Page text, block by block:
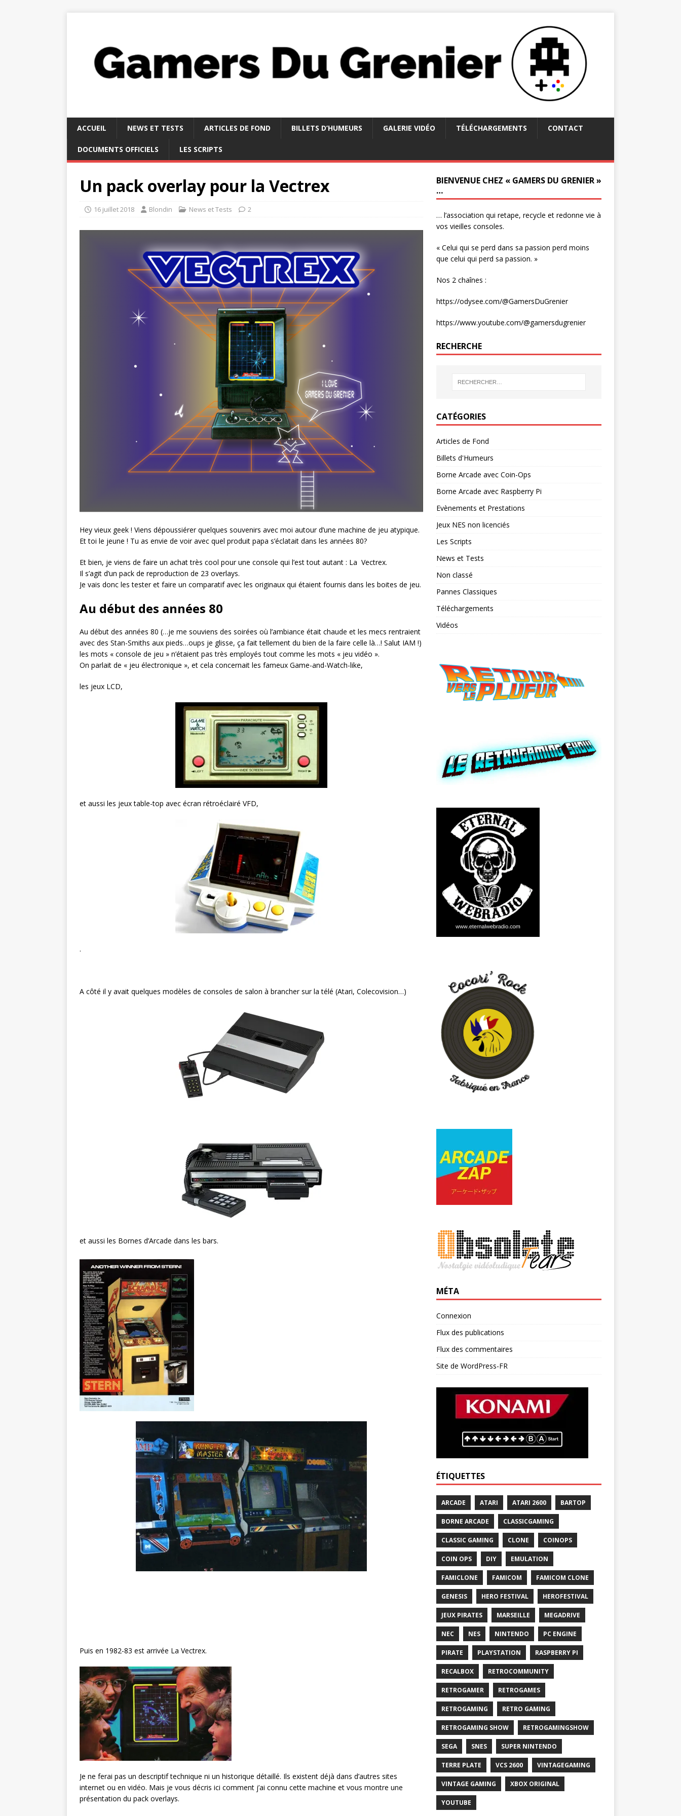
ACCUEIL NEWS ET TESTS ARTICLES DE FOND BILLETS D’HUMEURS GALERIE VIDÉO TÉLÉCHARGEMENTS CONTACT
DOCUMENTS OFFICIELS LES SCRIPTS
Un pack overlay pour la Vectrex
16 juillet 2018 Blondin News et Tests 2
Hey vieux geek ! Viens dépoussiérer quelques souvenirs avec moi autour d’une machine de jeu atypique.
Et toi le jeune ! Tu as envie de voir avec quel produit papa s’éclatait dans les années 80?
Et bien, je viens de faire un achat très cool pour une console qui l’est tout autant : La Vectrex.
Il s’agit d’un pack de reproduction de 23 overlays.
Je vais donc les tester et faire un comparatif avec les originaux qui étaient fournis dans les boites de jeu.
Au début des années 80
Au début des années 80 (…je me souviens des soirées où l’ambiance était chaude et les mecs rentraient
avec des Stan-Smiths aux pieds…oups je glisse, ça fait tellement du bien de la faire celle là…! Salut IAM !)
les mots « console de jeu » n’étaient pas très employés tout comme les mots « jeu vidéo ».
On parlait de « jeu électronique », et cela concernait les fameux Game-and-Watch-like,
les jeux LCD,
et aussi les jeux table-top avec écran rétroéclairé VFD,
.
A côté il y avait quelques modèles de consoles de salon à brancher sur la télé (Atari, Colecovision…)
et aussi les Bornes d’Arcade dans les bars.
Puis en 1982-83 est arrivée La Vectrex.
Je ne ferai pas un descriptif technique ni un historique détaillé. Ils existent déjà dans d’autres sites
internet ou en vidéo. Mais je vous décris ici comment j’ai connu cette machine et vous montre une
présentation du pack overlays.
BIENVENUE CHEZ « GAMERS DU GRENIER »
…
… l’association qui retape, recycle et redonne vie à
vos vieilles consoles.
« Celui qui se perd dans sa passion perd moins
que celui qui perd sa passion. »
Nos 2 chaînes :
https://odysee.com/@GamersDuGrenier
https://www.youtube.com/@gamersdugrenier
RECHERCHE
CATÉGORIES
Articles de Fond
Billets d'Humeurs
Borne Arcade avec Coin-Ops
Borne Arcade avec Raspberry Pi
Evènements et Prestations
Jeux NES non licenciés
Les Scripts
News et Tests
Non classé
Pannes Classiques
Téléchargements
Vidéos
MÉTA
Connexion
Flux des publications
Flux des commentaires
Site de WordPress-FR
ÉTIQUETTES
ARCADE ATARI ATARI 2600 BARTOP
BORNE ARCADE CLASSICGAMING
CLASSIC GAMING CLONE COINOPS
COIN OPS DIY EMULATION
FAMICLONE FAMICOM FAMICOM CLONE
GENESIS HERO FESTIVAL HEROFESTIVAL
JEUX PIRATES MARSEILLE MEGADRIVE
NEC NES NINTENDO PC ENGINE
PIRATE PLAYSTATION RASPBERRY PI
RECALBOX RETROCOMMUNITY
RETROGAMER RETROGAMES
RETROGAMING RETRO GAMING
RETROGAMING SHOW RETROGAMINGSHOW
SEGA SNES SUPER NINTENDO
TERRE PLATE VCS 2600 VINTAGEGAMING
VINTAGE GAMING XBOX ORIGINAL
YOUTUBE